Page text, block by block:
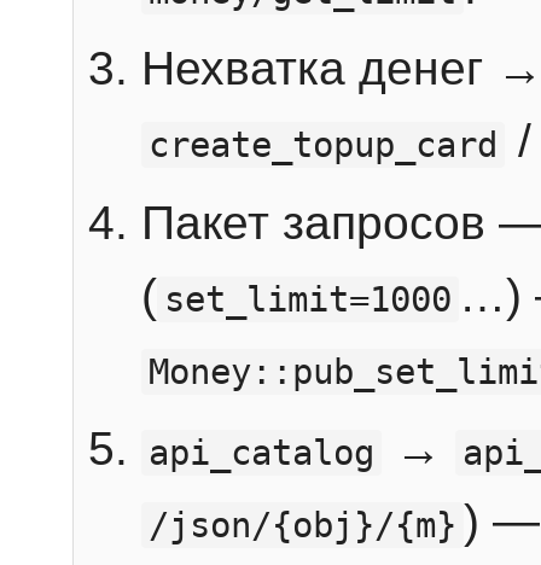
Нехватка денег
create_topup_card
Пакет запросов
( set_limit=1000 …)
api_catalog
→
/json/{obj}/{m} ) —